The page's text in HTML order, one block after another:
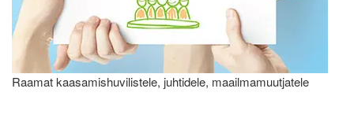
Raamat kaasamishuvilistele, juhtidele, maailmamuutjatele